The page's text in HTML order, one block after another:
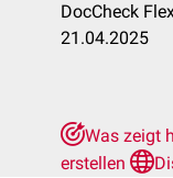
DocCheck
21.04.2025
Was zeigt
erstellen